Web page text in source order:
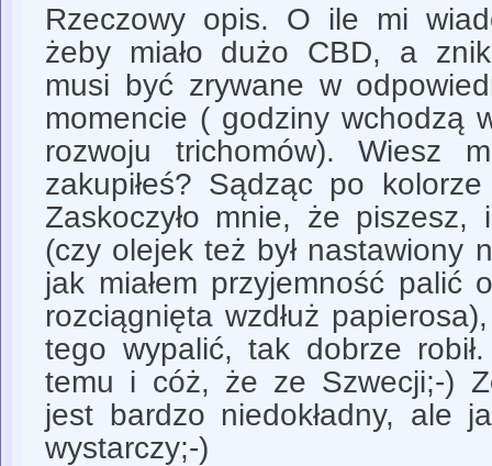
Rzeczowy opis. O ile mi
żeby miało dużo CBD, a
musi być zrywane w
momencie ( godziny wchodzą
rozwoju trichomów). Wiesz
zakupiłeś? Sądząc po
Zaskoczyło mnie, że piszesz,
(czy olejek też był nastawiony
jak miałem przyjemność palić
rozciągnięta wzdłuż
tego wypalić, tak dobrze
temu i cóż, że ze Szwecji;-)
jest bardzo niedokładny, ale
wystarczy;-)